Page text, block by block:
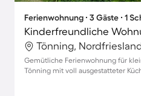
Ferienwohnung ∙ 3 Gäste ∙ 1
Kinderfreundliche
Tönning,
Gemütliche Ferienwohnung für
Tönning mit voll ausgestatteter